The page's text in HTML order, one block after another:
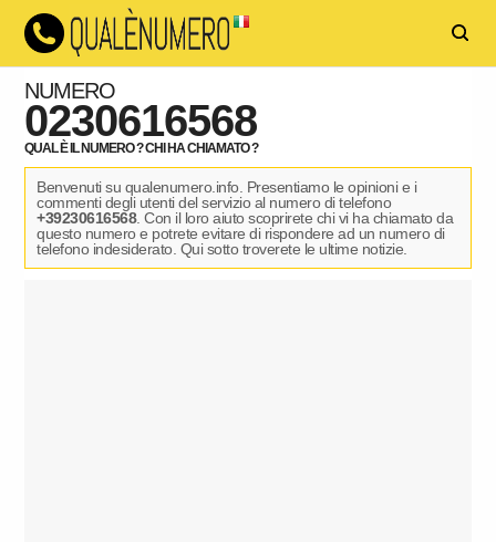
NUMERO
0230616568
QUAL È IL NUMERO ? CHI HA CHIAMATO ?
Benvenuti su qualenumero.info. Presentiamo le opinioni e i
commenti degli utenti del servizio al numero di telefono
+39230616568. Con il loro aiuto scoprirete chi vi ha chiamato da
questo numero e potrete evitare di rispondere ad un numero di
telefono indesiderato. Qui sotto troverete le ultime notizie.